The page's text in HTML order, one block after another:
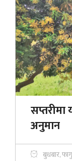
अनुमान
बुधबार,